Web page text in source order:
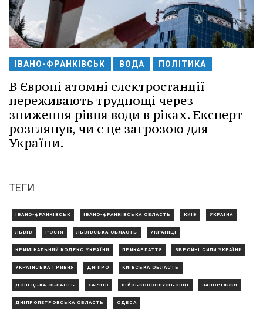
ІВАНО-ФРАНКІВСЬК ВОДА ПОЛІТИКА
В Європі атомні електростанції
переживають труднощі через
зниження рівня води в ріках. Експерт
розглянув, чи є це загрозою для
України.
ТЕГИ
ІВАНО-ФРАНКІВСЬК ІВАНО-ФРАНКІВСЬКА ОБЛАСТЬ КИЇВ УКРАЇНА
ЛЬВІВ РОСІЯ ЛЬВІВСЬКА ОБЛАСТЬ УКРАЇНЦІ
КРИМІНАЛЬНИЙ КОДЕКС УКРАЇНИ ПРИКАРПАТТЯ ЗБРОЙНІ СИЛИ УКРАЇНИ
УКРАЇНСЬКА ГРИВНЯ ДНІПРО КИЇВСЬКА ОБЛАСТЬ
ДОНЕЦЬКА ОБЛАСТЬ ХАРКІВ ВІЙСЬКОВОСЛУЖБОВЦІ ЗАПОРІЖЖЯ
ДНІПРОПЕТРОВСЬКА ОБЛАСТЬ ОДЕСА